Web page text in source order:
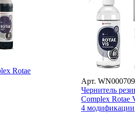
Rotae
Арт.
Чернитель
Complex Rotae
4 модификации